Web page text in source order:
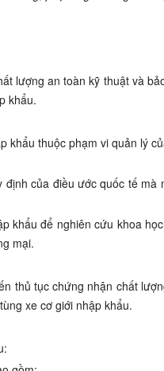
lượng an toàn kỹ thuật và
khẩu.
khẩu thuộc phạm vi quản lý
của điều ước quốc tế mà
khẩu để nghiên cứu khoa
mại.
thủ tục chứng nhận chất
xe cơ giới nhập khẩu.